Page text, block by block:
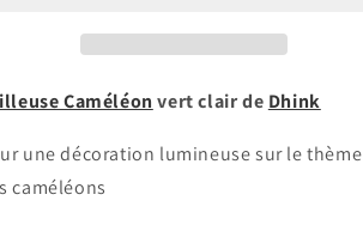
Caméléon vert clair de Dhink
une décoration lumineuse sur le thème
caméléons